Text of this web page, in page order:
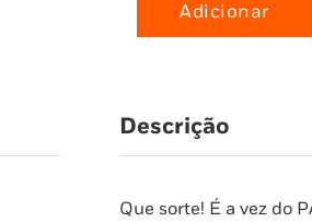
Quantidade
é
o
Que
Adicionar
Descrição
Que sorte! É a vez do